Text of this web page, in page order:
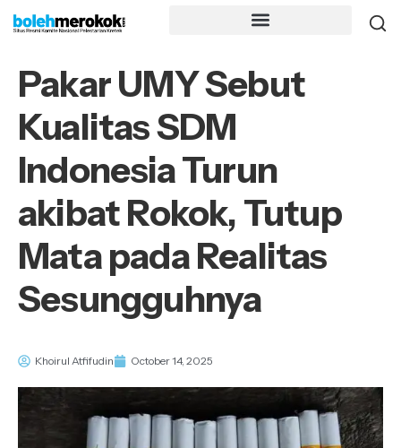
Pakar UMY Sebut
Kualitas SDM
Indonesia Turun
akibat Rokok, Tutup
Mata pada Realitas
Sesungguhnya
Khoirul Atfifudin October 14, 2025